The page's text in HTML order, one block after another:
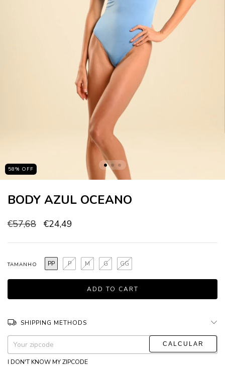
58% OFF
BODY AZUL OCEANO
€57,68 €24,49
TAMANHO GG
G
M
P
PP
SHIPPING METHODS
Shipping for zipcode:
CHANGE ZIPCODE
I DON'T KNOW MY ZIPCODE